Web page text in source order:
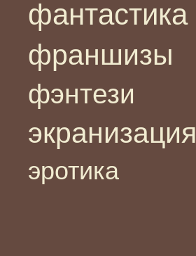
фантастика
франшизы
фэнтези
экранизация
эротика